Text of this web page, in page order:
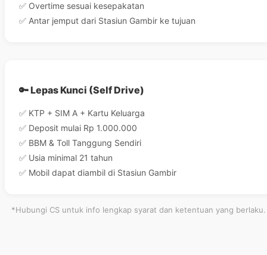
✅ Overtime sesuai kesepakatan
✅ Antar jemput dari Stasiun Gambir ke tujuan
🔑 Lepas Kunci (Self Drive)
✅ KTP + SIM A + Kartu Keluarga
✅ Deposit mulai Rp 1.000.000
✅ BBM & Toll Tanggung Sendiri
✅ Usia minimal 21 tahun
✅ Mobil dapat diambil di Stasiun Gambir
*Hubungi CS untuk info lengkap syarat dan ketentuan yang berlaku.